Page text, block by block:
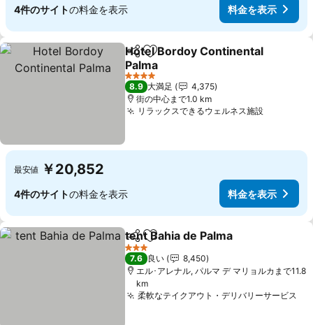
4件のサイトの料金を表示 料金を表示
シェアお気に入りに追加
Hotel Bordoy Continental
Palma
4 ホテルのランク
8.9 大満足
4,375
街の中心まで1.0 km
リラックスできるウェルネス施設
最安値 ￥20,852
4件のサイトの料金を表示 料金を表示
シェアお気に入りに追加
tent Bahia de Palma
3 ホテルのランク
7.6 良い
8,450
エル･アレナル, パルマ デ マリョルカまで11.8
km
柔軟なテイクアウト・デリバリーサービス